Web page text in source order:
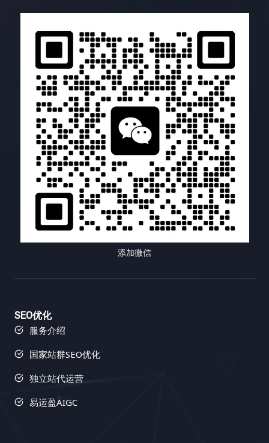
注于为企业提供全面的搜索引擎优化（SEO）服务。
凭借多年的行业经验和专业的团队，易运盈致力于帮
助客户提升网站在搜索引擎中的排名，增加有机流
量，推动业务增长。我们的使命是通过科学的SEO策
略和数据驱动的方法，助力客户在数字化竞争中取得
领先优势。 模块三：链接建设：网站权重的助推器(8
节详细教程) 更多模块
可能会损害你的网站排名，及时清理这些链接至关重
要。了解竞争对手的链接配置文件可以帮助你识别链
接建设机会，并制定更有效的策略，从而在竞争中占
据优势，并避免一些常见的错误。 2. 链接建设工具：
简化流程，提高效率 Semrush 的链接建设工具可以
帮助你自动化链接建设流程，例如寻找潜在的链接合
作伙伴、发送外联邮件、跟踪链接建设进度等等。这
个工具可以大大提高你的链接建设效率，节省你的时
间和精力，让你可以专注于更重要的搜索引擎优化工
作。它还可以帮助你管理你的外联活动，并跟踪你的
链接建设成果，让你对链接建设的效果一目了然，并
根据数据进行优化调整。使用 Semrush 的链接建设
工具可以简化链接建设流程，并提高你的效率，让你
事半功倍，更快地获得结果。 四、Buzzsumo：内容
媒体专家，可以帮助你找到热门话题、影响力人物以
它可以帮助你了解哪些内容在你的行业中表现最佳，
无往不利，打造爆款内容，吸引大量的流量和关注，
并最终提升你的网站排名和品牌知名度。 1. 内容研
究：紧跟热点，创作爆款内容 Buzzsumo 可以帮助你
找到在社交媒体上被广泛分享的内容，并分析这些内
可以了解目标受众的兴趣和需求，并创作更具吸引力
的内容，从而吸引更多的链接和分享。Buzzsumo 还
可以帮助你识别热门话题和趋势，让你始终走在内容
你还需要掌握一些小语种搜索引擎优化的最佳实践。
这些实践可以帮助你最大化搜索引擎优化的效果，并
获得长期稳定的排名提升。 四、小语种搜索引擎优化
工具对比：选择最适合你的武器 工具类型 功能 适用
场景 关键词研究工具 关键词挖掘、竞争分析、搜索
量分析 寻找目标关键词，分析关键词竞争程度 网站
分析工具 流量统计、用户行为分析、页面访问量分析
了解网站运营状况，找出问题所在 竞争对手分析工具
竞争对手网站分析、关键词排名分析、反向链接分析
了解竞争对手的策略，制定竞争策略 翻译工具 文本
翻译、网站翻译、文档翻译 克服语言障碍，进行网站
本地化 内容优化工具 语法检查、拼写检查、可读性
分析 提升网站内容质量，优化用户体验 这个表格列
举了一些常用的搜索引擎优化工具类型及其功能和适
语种搜索引擎优化。不同的工具有不同的优缺点，你
小语种搜索引擎优化之旅：从今天开始，走向世界 小
选择合适的工具，掌握正确的策略，你的网站就能在
全球市场中大放异彩。 六、结语：小语种搜索引擎优
化，未来可期 随着全球化的不断深入，小语种搜索引
擎优化的重要性日益凸显。它不再是一个可选项，而
掌握小语种搜索引擎优化技巧至关重要。虽然挑战重
持续学习和改进，就能在全球市场中取得成功。小语
的网站？ 步骤 详细说明 1. 深入洞察目标用户 不仅仅
是了解用户的基本人口统计学信息，更要深入挖掘他
们的兴趣爱好、痛点需求、内容偏好、信息获取渠
道、行为习惯、心理动机、价值观等，构建完整而精
准的用户画像，为内容创作提供方向。可以使用用户
调研、数据分析、用户访谈、竞品分析等方法进行用
户洞察。 2. 精准制定内容策略 基于对目标用户的深
刻理解和网站的整体战略目标，制定一个清晰、具
体、可执行的内容策略，包括内容主题、内容形式、
发布频率、推广渠道、预算分配、团队协作、绩效评
估等。内容策略需要与网站的整体营销策略相一致，
并根据市场变化和用户反馈进行动态调整。 3. 高质量
内容创作 内容为王，优质的内容是吸引用户的基石。
确保内容的原创性、专业性、实用性、趣味性、可读
化和低质量。可以邀请行业专家、KOL、用户等参与
容推广 将创作好的内容通过多种渠道进行推广，例如
作、付费广告、PR传播、社群运营、线下活动、内容
合作、跨平台推广等，最大化内容的曝光度和影响
力，触达更广泛的目标用户。 5. 数据驱动持续优化
持续跟踪内容的传播效果，收集用户反馈，分析用户
化率等，并根据数据分析结果不断优化内容策略，提
升内容的质量和用户体验。 四、内容多样化策略的实
添加微信
SEO优化
服务介绍
国家站群SEO优化
独立站代运营
易运盈AIGC